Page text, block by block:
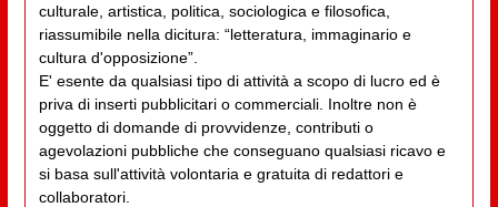
culturale, artistica, politica, sociologica e filosofica,
riassumibile nella dicitura: “letteratura, immaginario e
cultura d'opposizione”.
E' esente da qualsiasi tipo di attività a scopo di lucro ed è
priva di inserti pubblicitari o commerciali. Inoltre non è
oggetto di domande di provvidenze, contributi o
agevolazioni pubbliche che conseguano qualsiasi ricavo e
si basa sull'attività volontaria e gratuita di redattori e
collaboratori.